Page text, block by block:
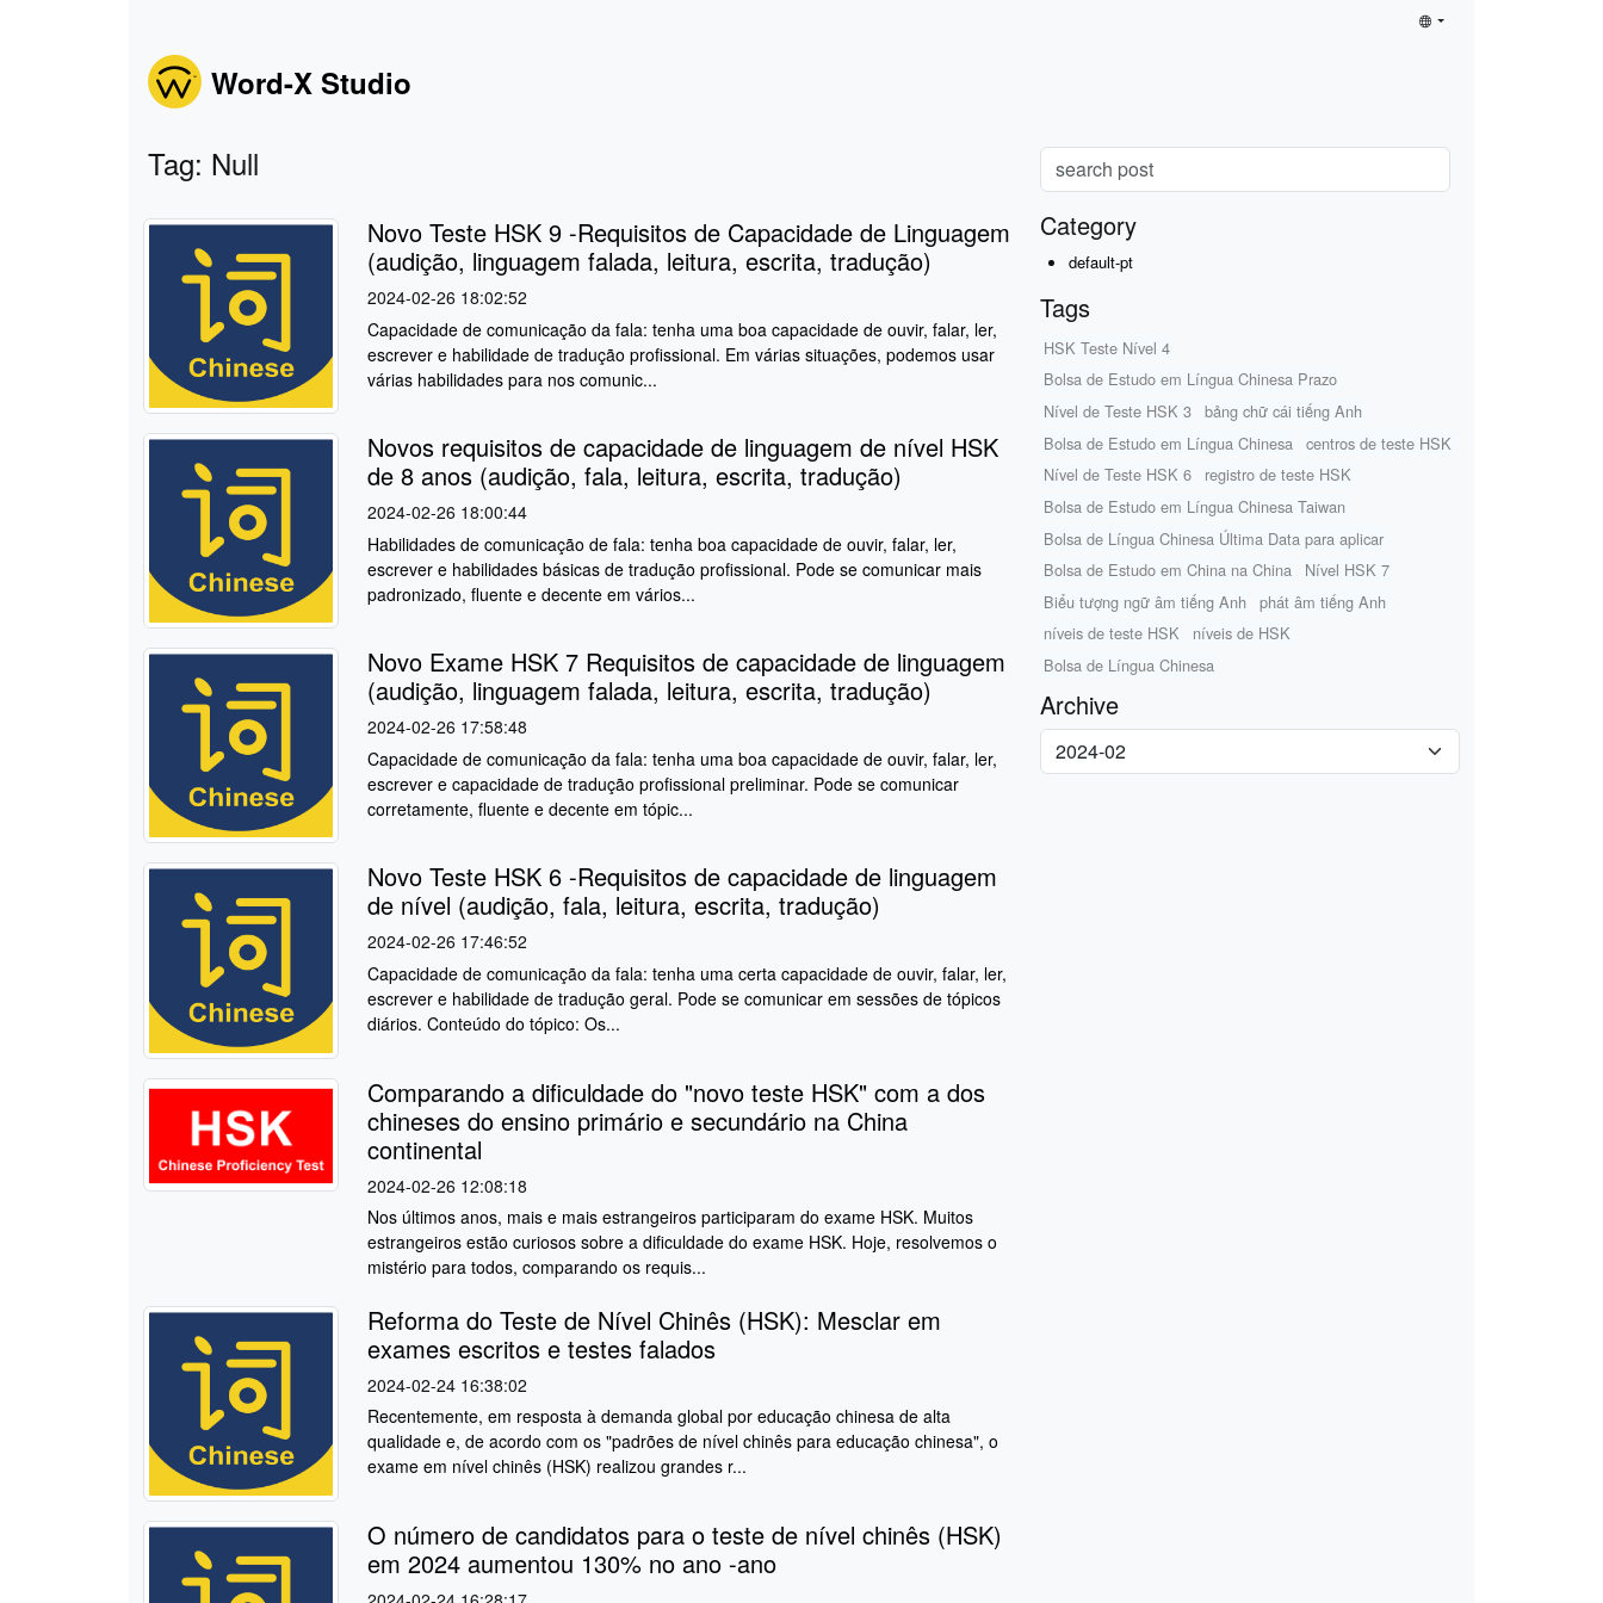
Word-X Studio
Tag: Null
Novo Teste HSK 9 -Requisitos de Capacidade de Linguagem
(audição, linguagem falada, leitura, escrita, tradução)
2024-02-26 18:02:52
Capacidade de comunicação da fala: tenha uma boa capacidade de ouvir, falar, ler,
escrever e habilidade de tradução profissional. Em várias situações, podemos usar
várias habilidades para nos comunic...
Novos requisitos de capacidade de linguagem de nível HSK
de 8 anos (audição, fala, leitura, escrita, tradução)
2024-02-26 18:00:44
Habilidades de comunicação de fala: tenha boa capacidade de ouvir, falar, ler,
escrever e habilidades básicas de tradução profissional. Pode se comunicar mais
padronizado, fluente e decente em vários...
Novo Exame HSK 7 Requisitos de capacidade de linguagem
(audição, linguagem falada, leitura, escrita, tradução)
2024-02-26 17:58:48
Capacidade de comunicação da fala: tenha uma boa capacidade de ouvir, falar, ler,
escrever e capacidade de tradução profissional preliminar. Pode se comunicar
corretamente, fluente e decente em tópic...
Novo Teste HSK 6 -Requisitos de capacidade de linguagem
de nível (audição, fala, leitura, escrita, tradução)
2024-02-26 17:46:52
Capacidade de comunicação da fala: tenha uma certa capacidade de ouvir, falar, ler,
escrever e habilidade de tradução geral. Pode se comunicar em sessões de tópicos
diários. Conteúdo do tópico: Os...
Comparando a dificuldade do "novo teste HSK" com a dos
chineses do ensino primário e secundário na China
continental
2024-02-26 12:08:18
Nos últimos anos, mais e mais estrangeiros participaram do exame HSK. Muitos
estrangeiros estão curiosos sobre a dificuldade do exame HSK. Hoje, resolvemos o
mistério para todos, comparando os requis...
Reforma do Teste de Nível Chinês (HSK): Mesclar em
exames escritos e testes falados
2024-02-24 16:38:02
Recentemente, em resposta à demanda global por educação chinesa de alta
qualidade e, de acordo com os "padrões de nível chinês para educação chinesa", o
exame em nível chinês (HSK) realizou grandes r...
O número de candidatos para o teste de nível chinês (HSK)
em 2024 aumentou 130% no ano -ano
Category
default-pt
Tags
HSK Teste Nível 4
Bolsa de Estudo em Língua Chinesa Prazo
Nível de Teste HSK 3
bảng chữ cái tiếng Anh
Bolsa de Estudo em Língua Chinesa
centros de teste HSK
Nível de Teste HSK 6
registro de teste HSK
Bolsa de Estudo em Língua Chinesa Taiwan
Bolsa de Língua Chinesa Última Data para aplicar
Bolsa de Estudo em China na China
Nível HSK 7
Biểu tượng ngữ âm tiếng Anh
phát âm tiếng Anh
níveis de teste HSK
níveis de HSK
Bolsa de Língua Chinesa
Archive